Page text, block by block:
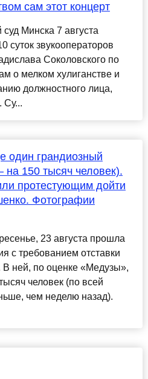
сам этот концерт
Минска 7 августа
суток звукооператоров
Соколовского по
о мелком хулиганстве и
должностного лица,
Су...
один грандиозный
на 150 тысяч человек).
протестующим дойти
Фотографии
23 августа прошла
с требованием отставки
ней, по оценке «Медузы»,
человек (по всей
чем неделю назад).